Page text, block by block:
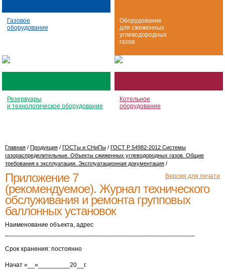
Газовое
оборудование
Оборудование
для сжиженных
углеводородных
газов
Резервуары
и технологическое оборудование
Котельное
оборудование
Главная / Продукция / ГОСТы и СНиПы / ГОСТ Р 54982-2012 Системы
газораспределительные. Объекты сжиженных углеводородных газов. Общие
требования к эксплуатации. Эксплуатационная документация /
Версия для печати
Приложение 7
(рекомендуемое). Журнал технического
обслуживания и ремонта групповых
баллонных установок
Наименование объекта, адрес
Срок хранения: постоянно
Начат «__»_________20__г.